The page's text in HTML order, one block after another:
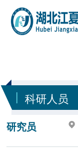
科研人员
研究员